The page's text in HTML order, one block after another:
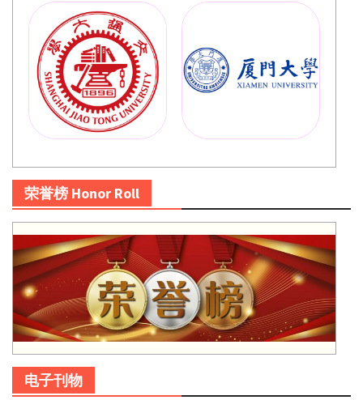
荣誉榜 Honor Roll
电子刊物